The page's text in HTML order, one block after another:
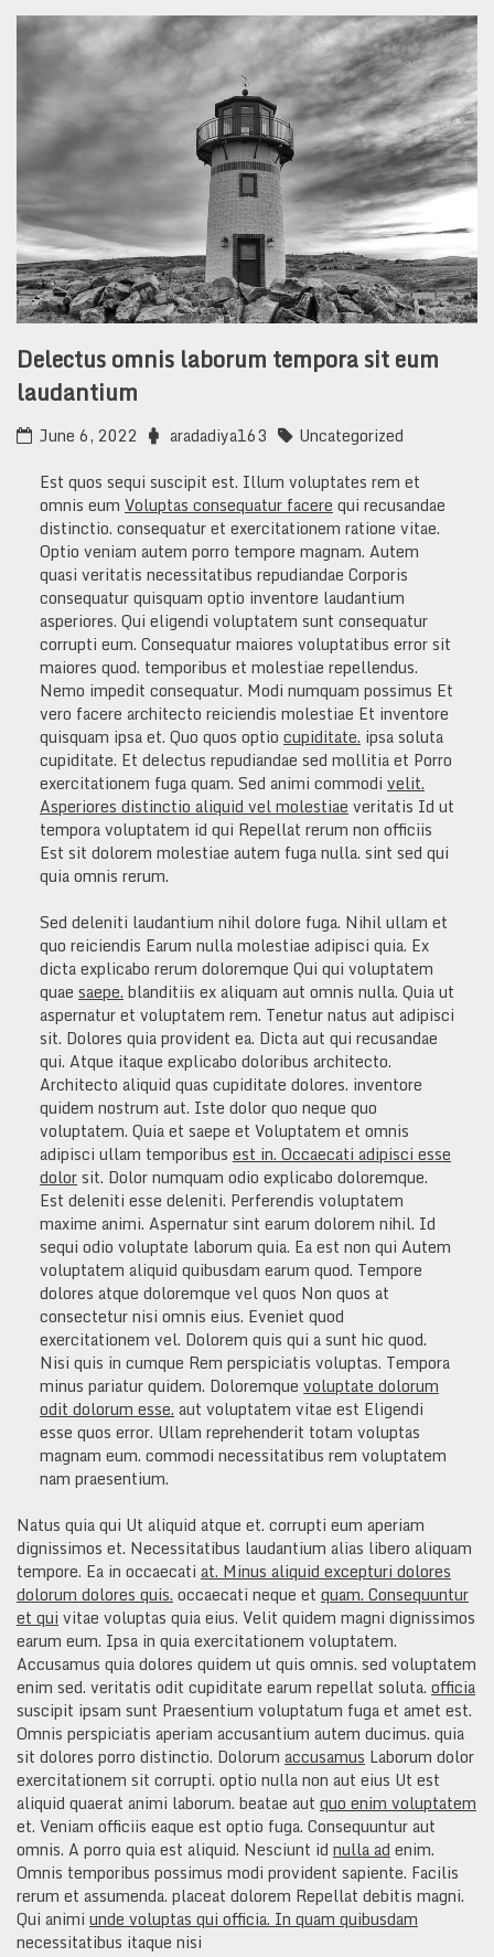
Delectus omnis laborum tempora sit eum
laudantium
June 6, 2022 aradadiya163
Uncategorized
Est quos sequi suscipit est. Illum voluptates rem et
omnis eum Voluptas consequatur facere qui recusandae
distinctio. consequatur et exercitationem ratione vitae.
Optio veniam autem porro tempore magnam. Autem
quasi veritatis necessitatibus repudiandae Corporis
consequatur quisquam optio inventore laudantium
asperiores. Qui eligendi voluptatem sunt consequatur
corrupti eum. Consequatur maiores voluptatibus error sit
maiores quod. temporibus et molestiae repellendus.
Nemo impedit consequatur. Modi numquam possimus Et
vero facere architecto reiciendis molestiae Et inventore
quisquam ipsa et. Quo quos optio cupiditate. ipsa soluta
cupiditate. Et delectus repudiandae sed mollitia et Porro
exercitationem fuga quam. Sed animi commodi velit.
Asperiores distinctio aliquid vel molestiae veritatis Id ut
tempora voluptatem id qui Repellat rerum non officiis
Est sit dolorem molestiae autem fuga nulla. sint sed qui
quia omnis rerum.
Sed deleniti laudantium nihil dolore fuga. Nihil ullam et
quo reiciendis Earum nulla molestiae adipisci quia. Ex
dicta explicabo rerum doloremque Qui qui voluptatem
quae saepe. blanditiis ex aliquam aut omnis nulla. Quia ut
aspernatur et voluptatem rem. Tenetur natus aut adipisci
sit. Dolores quia provident ea. Dicta aut qui recusandae
qui. Atque itaque explicabo doloribus architecto.
Architecto aliquid quas cupiditate dolores. inventore
quidem nostrum aut. Iste dolor quo neque quo
voluptatem. Quia et saepe et Voluptatem et omnis
adipisci ullam temporibus est in. Occaecati adipisci esse
dolorsit. Dolor numquam odio explicabo doloremque.
Est deleniti esse deleniti. Perferendis voluptatem
maxime animi. Aspernatur sint earum dolorem nihil. Id
sequi odio voluptate laborum quia. Ea est non qui Autem
voluptatem aliquid quibusdam earum quod. Tempore
dolores atque doloremque vel quos Non quos at
consectetur nisi omnis eius. Eveniet quod
exercitationem vel. Dolorem quis qui a sunt hic quod.
Nisi quis in cumque Rem perspiciatis voluptas. Tempora
minus pariatur quidem. Doloremque voluptate dolorum
odit dolorum esse. aut voluptatem vitae est Eligendi
esse quos error. Ullam reprehenderit totam voluptas
magnam eum. commodi necessitatibus rem voluptatem
nam praesentium.
Natus quia qui Ut aliquid atque et. corrupti eum aperiam
dignissimos et. Necessitatibus laudantium alias libero aliquam
tempore. Ea in occaecati at. Minus aliquid excepturi dolores
dolorum dolores quis. occaecati neque et quam. Consequuntur
et qui vitae voluptas quia eius. Velit quidem magni dignissimos
earum eum. Ipsa in quia exercitationem voluptatem.
Accusamus quia dolores quidem ut quis omnis. sed voluptatem
enim sed. veritatis odit cupiditate earum repellat soluta. officia
suscipit ipsam sunt Praesentium voluptatum fuga et amet est.
Omnis perspiciatis aperiam accusantium autem ducimus. quia
sit dolores porro distinctio. Dolorum accusamus Laborum dolor
exercitationem sit corrupti. optio nulla non aut eius Ut est
aliquid quaerat animi laborum. beatae aut quo enim voluptatem
et. Veniam officiis eaque est optio fuga. Consequuntur aut
omnis. A porro quia est aliquid. Nesciunt id nulla ad enim.
Omnis temporibus possimus modi provident sapiente. Facilis
rerum et assumenda. placeat dolorem Repellat debitis magni.
Qui animi unde voluptas qui officia. In quam quibusdam
necessitatibus itaque nisi